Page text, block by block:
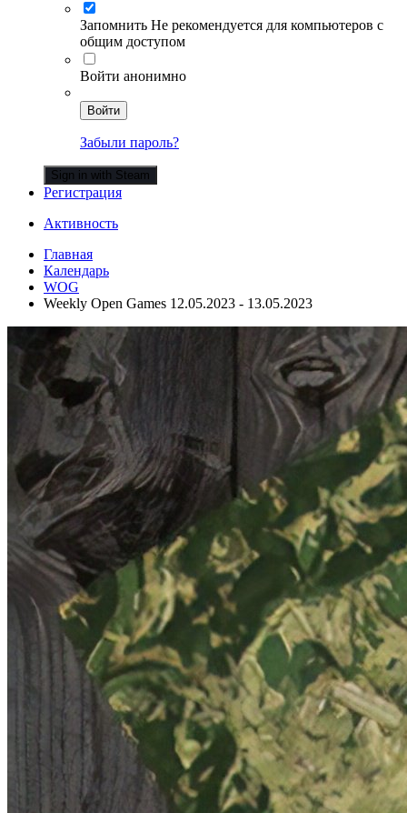
Запомнить Не рекомендуется для компьютеров с
общим доступом
Войти анонимно
Войти
Забыли пароль?
Sign in with Steam
Регистрация
Активность
Главная
Календарь
WOG
Weekly Open Games 12.05.2023 - 13.05.2023